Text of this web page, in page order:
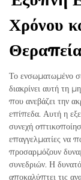
Χρόνου
Το ενσωματωμένο
διακρίνει αυτή
που ανεβάζει την
επίπεδα. Αυτή η
συνεχή
επαγγελματίες να
προσαρμόζουν
συνεδριών. Η
αποκαλύπτει τις